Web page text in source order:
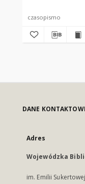
czasopismo
DANE
Adres
Wojewódzka
im. Emilii